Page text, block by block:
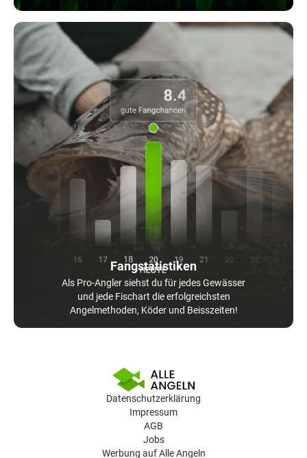
Fangstatistiken
Als Pro-Angler siehst du für jedes Gewässer
und jede Fischart die erfolgreichsten
Angelmethoden, Köder und Beisszeiten!
Datenschutzerklärung
Impressum
AGB
Jobs
Werbung auf Alle Angeln